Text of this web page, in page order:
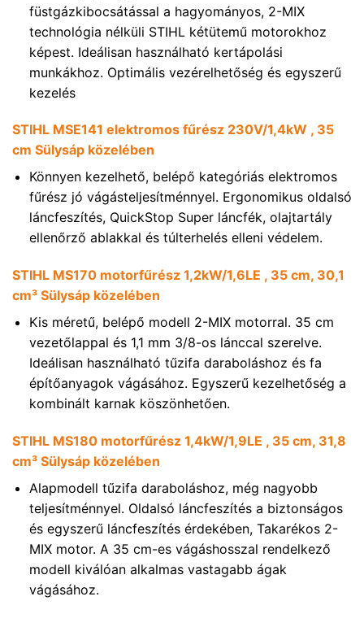
füstgázkibocsátással a hagyományos, 2-MIX
technológia nélküli STIHL kétütemű motorokhoz
képest. Ideálisan használható kertápolási
munkákhoz. Optimális vezérelhetőség és egyszerű
kezelés
STIHL MSE141 elektromos fűrész 230V/1,4kW , 35
cm Sülysáp közelében
Könnyen kezelhető, belépő kategóriás elektromos
fűrész jó vágásteljesítménnyel. Ergonomikus oldalsó
láncfeszítés, QuickStop Super láncfék, olajtartály
ellenőrző ablakkal és túlterhelés elleni védelem.
STIHL MS170 motorfűrész 1,2kW/1,6LE , 35 cm, 30,1
cm³ Sülysáp közelében
Kis méretű, belépő modell 2-MIX motorral. 35 cm
vezetőlappal és 1,1 mm 3/8-os lánccal szerelve.
Ideálisan használható tűzifa daraboláshoz és fa
építőanyagok vágásához. Egyszerű kezelhetőség a
kombinált karnak köszönhetően.
STIHL MS180 motorfűrész 1,4kW/1,9LE , 35 cm, 31,8
cm³ Sülysáp közelében
Alapmodell tűzifa daraboláshoz, még nagyobb
teljesítménnyel. Oldalsó láncfeszítés a biztonságos
és egyszerű láncfeszítés érdekében, Takarékos 2-
MIX motor. A 35 cm-es vágáshosszal rendelkező
modell kiválóan alkalmas vastagabb ágak
vágásához.